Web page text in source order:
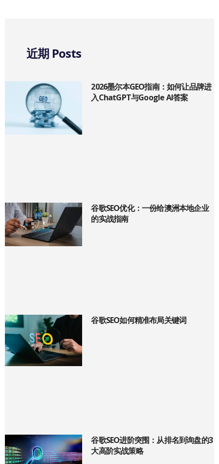
近期 Posts
2026墨尔本GEO指南：如何让品牌进
入ChatGPT与Google AI答案
谷歌SEO优化：一份给澳洲本地企业
的实战指南
谷歌SEO如何精准布局关键词
谷歌SEO进阶突围：从排名到询盘的3
大高阶实战策略